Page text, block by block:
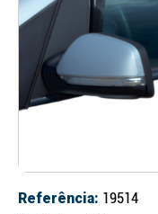
Referência: 19514